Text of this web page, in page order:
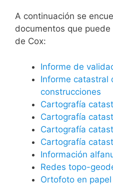
A continuación se
documentos que
de Cox:
Informe de
Informe catastral
construcciones
Cartografía
Cartografía
Cartografía
Cartografía
Información
Redes topo-
Ortofoto en